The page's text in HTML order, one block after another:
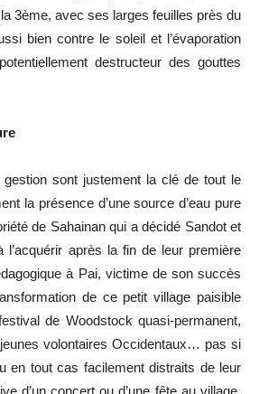
3ème, avec ses larges feuilles près du
bien contre le soleil et l’évaporation
destructeur des gouttes
gestion sont justement la clé de tout le
la présence d’une source d’eau pure
de Sahainan qui a décidé Sandot et
l’acquérir après la fin de leur première
à Pai, victime de son succès
de ce petit village paisible
de Woodstock quasi-permanent,
volontaires Occidentaux… pas si
en tout cas facilement distraits de leur
d’un concert ou d’une fête au village.